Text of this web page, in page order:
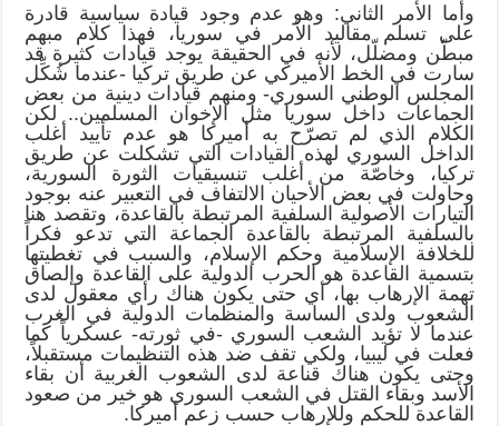
وأما الأمر الثاني: وهو عدم وجود قيادة سياسية قادرة
على تسلم مقاليد الأمر في سوريا، فهذا كلام مبهم
مبطّن ومضلّل، لأنه في الحقيقة يوجد قيادات كثيرة قد
سارت في الخط الأميركي عن طريق تركيا -عندما شُكِّل
المجلس الوطني السوري- ومنهم قيادات دينية من بعض
الجماعات داخل سوريا مثل الإخوان المسلمين.. لكن
الكلام الذي لم تصرّح به أميركا هو عدم تأييد أغلب
الداخل السوري لهذه القيادات التي تشكلت عن طريق
تركيا، وخاصّة من أغلب تنسيقيات الثورة السورية،
وحاولت في بعض الأحيان الالتفاف في التعبير عنه بوجود
التيارات الأصولية السلفية المرتبطة بالقاعدة، وتقصد هنا
بالسلفية المرتبطة بالقاعدة الجماعة التي تدعو فكراً
للخلافة الإسلامية وحكم الإسلام، والسبب في تغطيتها
بتسمية القاعدة هو الحرب الدولية على القاعدة وإلصاق
تهمة الإرهاب بها، أي حتى يكون هناك رأي معقول لدى
الشعوب ولدى الساسة والمنظمات الدولية في الغرب
عندما لا تؤيد الشعب السوري -في ثورته- عسكرياً كما
فعلت في ليبيا، ولكي تقف ضد هذه التنظيمات مستقبلاً،
وحتى يكون هناك قناعة لدى الشعوب الغربية أن بقاء
الأسد وبقاء القتل في الشعب السوري هو خير من صعود
القاعدة للحكم وللإرهاب حسب زعم أميركا.